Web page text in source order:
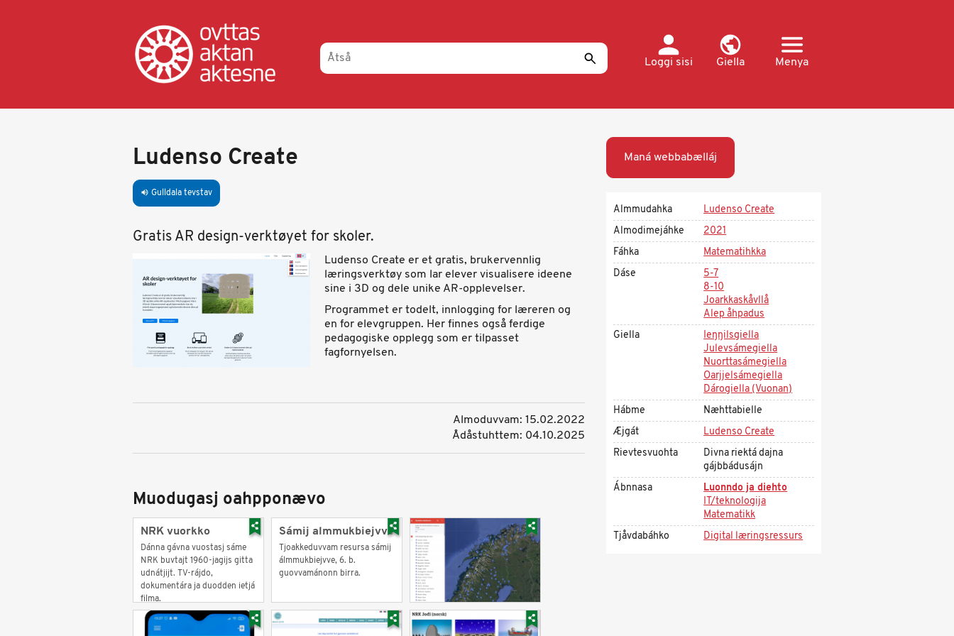
Loggi sisi
Giella Menya
Ludenso Create
volume_up Gulldala tevstav
Gratis AR design-verktøyet for skoler.
Ludenso Create er et gratis, brukervennlig
læringsverktøy som lar elever visualisere ideene
sine i 3D og dele unike AR-opplevelser.
Programmet er todelt, innlogging for læreren og
en for elevgruppen. Her finnes også ferdige
pedagogiske opplegg som er tilpasset
fagfornyelsen.
Almoduvvam: 15.02.2022
Ådåstuhttem: 04.10.2025
Muodugasj oahpponævo
NRK vuorkko
Dánna gávna vuostasj sáme
NRK buvtajt 1960-jagijs gitta
udnátjijt. TV-rájdo,
dokumentára ja duodden ietjá
filma.
Sámij almmukbiejvve
Tjoakkeduvvam resursa sámij
álmmukbiejvve, 6. b.
guovvamánonn birra.
Maná webbabælláj
Almmudahka
Ludenso Create
Almodimejáhke
2021
Fáhka
Matematihkka
Dáse
5-7
8-10
Joarkkaskåvllå
Alep åhpadus
Giella
Ieŋŋilsgiella
Julevsámegiella
Nuorttasámegiella
Oarjjelsámegiella
Dárogiella (Vuonan)
Hábme
Næhttabielle
Æjgát
Ludenso Create
Rievtesvuohta
Divna riektá dajna
gájbbádusájn
Ábnnasa
Luonndo ja diehto
IT/teknologija
Matematikk
Tjåvdabáhko
Digital læringsressurs